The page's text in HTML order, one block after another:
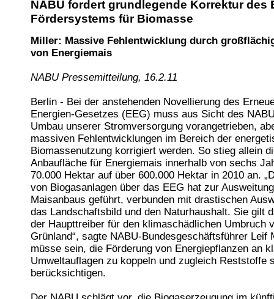
NABU fordert grundlegende Korrektur des
Fördersystems für Biomasse
Miller: Massive Fehlentwicklung durch
von Energiemais
NABU Pressemitteilung, 16.2.11
Berlin - Bei der anstehenden Novellierung des
Energien-Gesetzes (EEG) muss aus Sicht des
Umbau unserer Stromversorgung vorangetrieben,
massiven Fehlentwicklungen im Bereich der
Biomassenutzung korrigiert werden. So stieg allein
Anbaufläche für Energiemais innerhalb von sechs
70.000 Hektar auf über 600.000 Hektar in 2010 an.
von Biogasanlagen über das EEG hat zur
Maisanbaus geführt, verbunden mit drastischen
das Landschaftsbild und den Naturhaushalt. Sie gilt
der Haupttreiber für den klimaschädlichen Umbruch
Grünland“, sagte NABU-Bundesgeschäftsführer Leif
müsse sein, die Förderung von Energiepflanzen an
Umweltauflagen zu koppeln und zugleich Reststoffe
berücksichtigen.